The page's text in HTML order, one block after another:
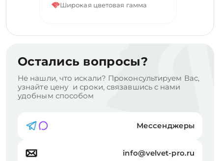
Широкая цветовая гамма
Остались вопросы?
Не нашли, что искали? Проконсультируем Вас,
узнайте цену и сроки, связавшись с нами
удобным способом
Мессенджеры
info@velvet-pro.ru